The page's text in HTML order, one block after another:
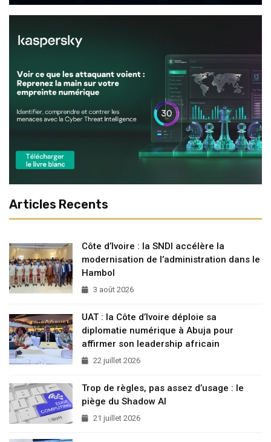
Articles Recents
Côte d’Ivoire : la SNDI accélère la
modernisation de l’administration dans le
Hambol
3 août 2026
UAT : la Côte d’Ivoire déploie sa
diplomatie numérique à Abuja pour
affirmer son leadership africain
22 juillet 2026
Trop de règles, pas assez d’usage : le
piège du Shadow AI
21 juillet 2026